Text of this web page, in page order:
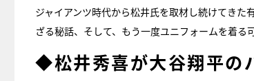
ジャイアンツ時代から松井氏を取材し続けてき
ざる秘話、そして、もう一度ユニフォームを着る
◆松井秀喜が大谷翔平の